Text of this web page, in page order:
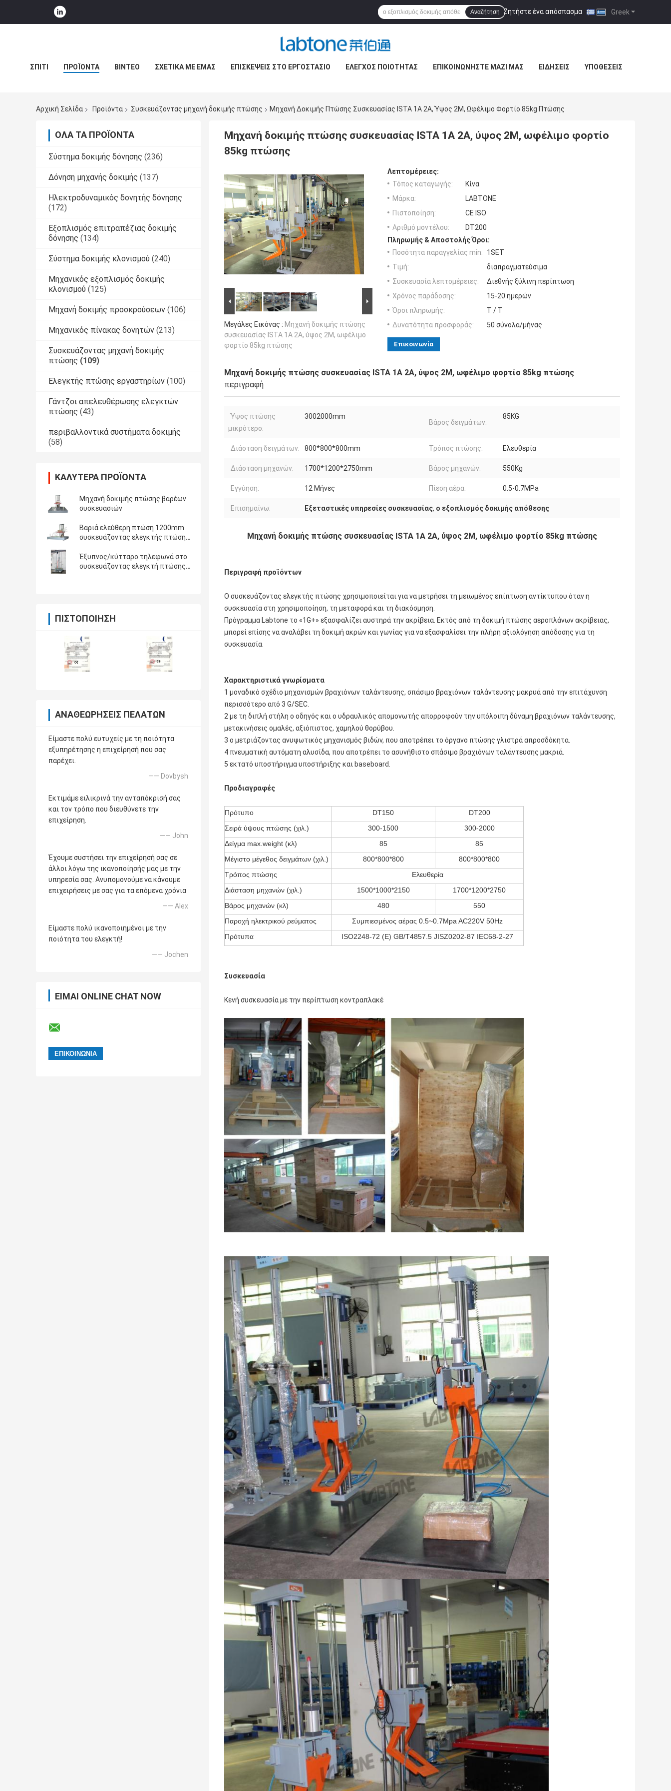
Greek
Ζητήστε ένα απόσπασμα |
Αναζήτηση
ΣΠΊΤΙ ΠΡΟΪΌΝΤΑ ΒΊΝΤΕΟ ΣΧΕΤΙΚΆ ΜΕ ΕΜΆΣ ΕΠΙΣΚΈΨΕΙΣ ΣΤΟ ΕΡΓΟΣΤΆΣΙΟ ΈΛΕΓΧΟΣ ΠΟΙΌΤΗΤΑΣ ΕΠΙΚΟΙΝΩΝΉΣΤΕ ΜΑΖΊ ΜΑΣ ΕΙΔΉΣΕΙΣ ΥΠΟΘΈΣΕΙΣ
Αρχική Σελίδα Προϊόντα Συσκευάζοντας μηχανή δοκιμής πτώσης Μηχανή Δοκιμής Πτώσης Συσκευασίας ISTA 1A 2A, Ύψος 2M, Ωφέλιμο Φορτίο 85kg Πτώσης
ΌΛΑ ΤΑ ΠΡΟΪΌΝΤΑ
Σύστημα δοκιμής δόνησης (236)
Δόνηση μηχανής δοκιμής (137)
Ηλεκτροδυναμικός δονητής δόνησης
(172)
Εξοπλισμός επιτραπέζιας δοκιμής
δόνησης (134)
Σύστημα δοκιμής κλονισμού (240)
Μηχανικός εξοπλισμός δοκιμής
κλονισμού (125)
Μηχανή δοκιμής προσκρούσεων (106)
Μηχανικός πίνακας δονητών (213)
Συσκευάζοντας μηχανή δοκιμής
πτώσης (109)
Ελεγκτής πτώσης εργαστηρίων (100)
Γάντζοι απελευθέρωσης ελεγκτών
πτώσης (43)
περιβαλλοντικά συστήματα δοκιμής
(58)
ΚΑΛΎΤΕΡΑ ΠΡΟΪΌΝΤΑ
Μηχανή δοκιμής πτώσης βαρέων
συσκευασιών
Βαριά ελεύθερη πτώση 1200mm
συσκευάζοντας ελεγκτής πτώσης
Έξυπνος/κύτταρο τηλεφωνά στο
συσκευάζοντας ελεγκτή πτώσης
ΠΙΣΤΟΠΟΊΗΣΗ
ΑΝΑΘΕΩΡΉΣΕΙΣ ΠΕΛΑΤΏΝ
Είμαστε πολύ ευτυχείς με τη ποιότητα
εξυπηρέτησης η επιχείρησή που σας
παρέχει.
—— Dovbysh
Εκτιμάμε ειλικρινά την ανταπόκρισή σας
και τον τρόπο που διευθύνετε την
επιχείρηση.
—— John
Έχουμε συστήσει την επιχείρησή σας σε
άλλοι λόγω της ικανοποίησής μας με την
υπηρεσία σας. Ανυπομονούμε να κάνουμε
επιχειρήσεις με σας για τα επόμενα χρόνια
—— Alex
Είμαστε πολύ ικανοποιημένοι με την
ποιότητα του ελεγκτή!
—— Jochen
ΕΊΜΑΙ ONLINE CHAT NOW
Μηχανή δοκιμής πτώσης συσκευασίας ISTA 1A 2A, ύψος 2M, ωφέλιμο φορτίο
85kg πτώσης
Μεγάλες Εικόνας : Μηχανή δοκιμής πτώσης
συσκευασίας ISTA 1A 2A, ύψος 2M, ωφέλιμο
φορτίο 85kg πτώσης
Λεπτομέρειες:
Τόπος καταγωγής:
Κίνα
Μάρκα:
LABTONE
Πιστοποίηση:
CE ISO
Αριθμό μοντέλου:
DT200
Πληρωμής & Αποστολής Όροι:
Ποσότητα παραγγελίας min:
1SET
Τιμή:
διαπραγματεύσιμα
Συσκευασία λεπτομέρειες:
Διεθνής ξύλινη περίπτωση
Χρόνος παράδοσης:
15-20 ημερών
Όροι πληρωμής:
T / T
Δυνατότητα προσφοράς:
50 σύνολα/μήνας
Επικοινωνία
Μηχανή δοκιμής πτώσης συσκευασίας ISTA 1A 2A, ύψος 2M, ωφέλιμο φορτίο 85kg πτώσης
περιγραφή
Ύψος πτώσης
μικρότερο:
3002000mm
Βάρος δειγμάτων:
85KG
Διάσταση δειγμάτων: 800*800*800mm Τρόπος πτώσης: Ελευθερία
Διάσταση μηχανών: 1700*1200*2750mm Βάρος μηχανών: 550Kg
Εγγύηση: 12 Μήνες Πίεση αέρα: 0.5-0.7MPa
Επισημαίνω: Εξεταστικές υπηρεσίες συσκευασίας, ο εξοπλισμός δοκιμής απόθεσης
Μηχανή δοκιμής πτώσης συσκευασίας ISTA 1A 2A, ύψος 2M, ωφέλιμο φορτίο 85kg πτώσης
Περιγραφή προϊόντων
Ο συσκευάζοντας ελεγκτής πτώσης χρησιμοποιείται για να μετρήσει τη μειωμένος επίπτωση αντίκτυπου όταν η
συσκευασία στη χρησιμοποίηση, τη μεταφορά και τη διακόσμηση.
Πρόγραμμα Labtone το «1G+» εξασφαλίζει αυστηρά την ακρίβεια. Εκτός από τη δοκιμή πτώσης αεροπλάνων ακρίβειας,
μπορεί επίσης να αναλάβει τη δοκιμή ακρών και γωνίας για να εξασφαλίσει την πλήρη αξιολόγηση απόδοσης για τη
συσκευασία.
Χαρακτηριστικά γνωρίσματα
1 μοναδικό σχέδιο μηχανισμών βραχιόνων ταλάντευσης, σπάσιμο βραχιόνων ταλάντευσης μακρυά από την επιτάχυνση
περισσότερο από 3 G/SEC.
2 με τη διπλή στήλη ο οδηγός και ο υδραυλικός απομονωτής απορροφούν την υπόλοιπη δύναμη βραχιόνων ταλάντευσης,
μετακινήσεις ομαλές, αξιόπιστος, χαμηλού θορύβου.
3 ο μετριάζοντας ανυψωτικός μηχανισμός βιδών, που αποτρέπει το όργανο πτώσης γλιστρά απροσδόκητα.
4 πνευματική αυτόματη αλυσίδα, που αποτρέπει το ασυνήθιστο σπάσιμο βραχιόνων ταλάντευσης μακριά.
5 εκτατό υποστήριγμα υποστήριξης και baseboard.
Προδιαγραφές
Πρότυπο DT150
DT200
Σειρά ύψους πτώσης (χιλ.)
300-1500
300-2000
Δείγμα max.weight (κλ)
85
85
Μέγιστο μέγεθος δειγμάτων (χιλ.)
800*800*800
800*800*800
Τρόπος πτώσης
Ελευθερία
Διάσταση μηχανών (χιλ.)
1500*1000*2150
1700*1200*2750
Βάρος μηχανών (κλ)
480
550
Παροχή ηλεκτρικού ρεύματος
Συμπιεσμένος αέρας 0.5~0.7Mpa AC220V 50Hz
Πρότυπα
ISO2248-72 (Ε) GB/T4857.5 JISZ0202-87 IEC68-2-27
Συσκευασία
Κενή συσκευασία με την περίπτωση κοντραπλακέ